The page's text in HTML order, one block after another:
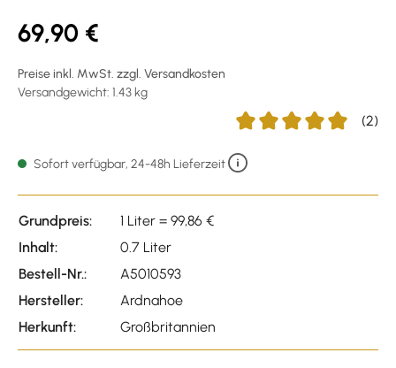
69,90 €
Preise inkl. MwSt. zzgl. Versandkosten
Versandgewicht: 1.43 kg
(2)
Sofort verfügbar, 24-48h Lieferzeit
Grundpreis:
1 Liter = 99,86 €
Inhalt:
0.7 Liter
Bestell-Nr.:
A5010593
Hersteller:
Ardnahoe
Herkunft:
Großbritannien